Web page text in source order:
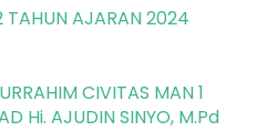
TAHUN AJARAN 2024
CIVITAS MAN 1
Hi. AJUDIN SINYO, M.Pd